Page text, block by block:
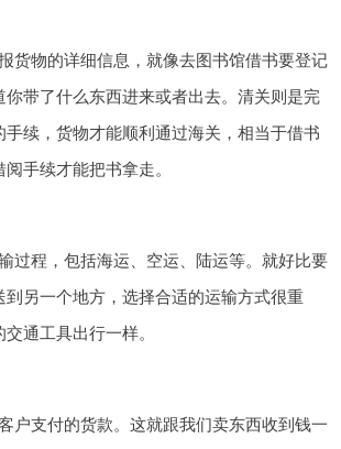
货物的详细信息，就像去图书馆借书要登记
你带了什么东西进来或者出去。清关则是完
手续，货物才能顺利通过海关，相当于借书
手续才能把书拿走。
过程，包括海运、空运、陆运等。就好比要
到另一个地方，选择合适的运输方式很重
通工具出行一样。
户支付的货款。这就跟我们卖东西收到钱一